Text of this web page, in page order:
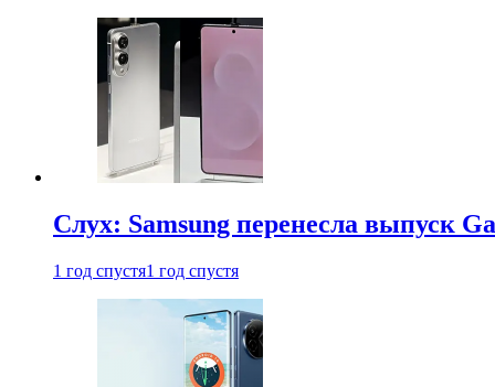
Слух: Samsung перенесла выпуск
1 год спустя1 год спустя